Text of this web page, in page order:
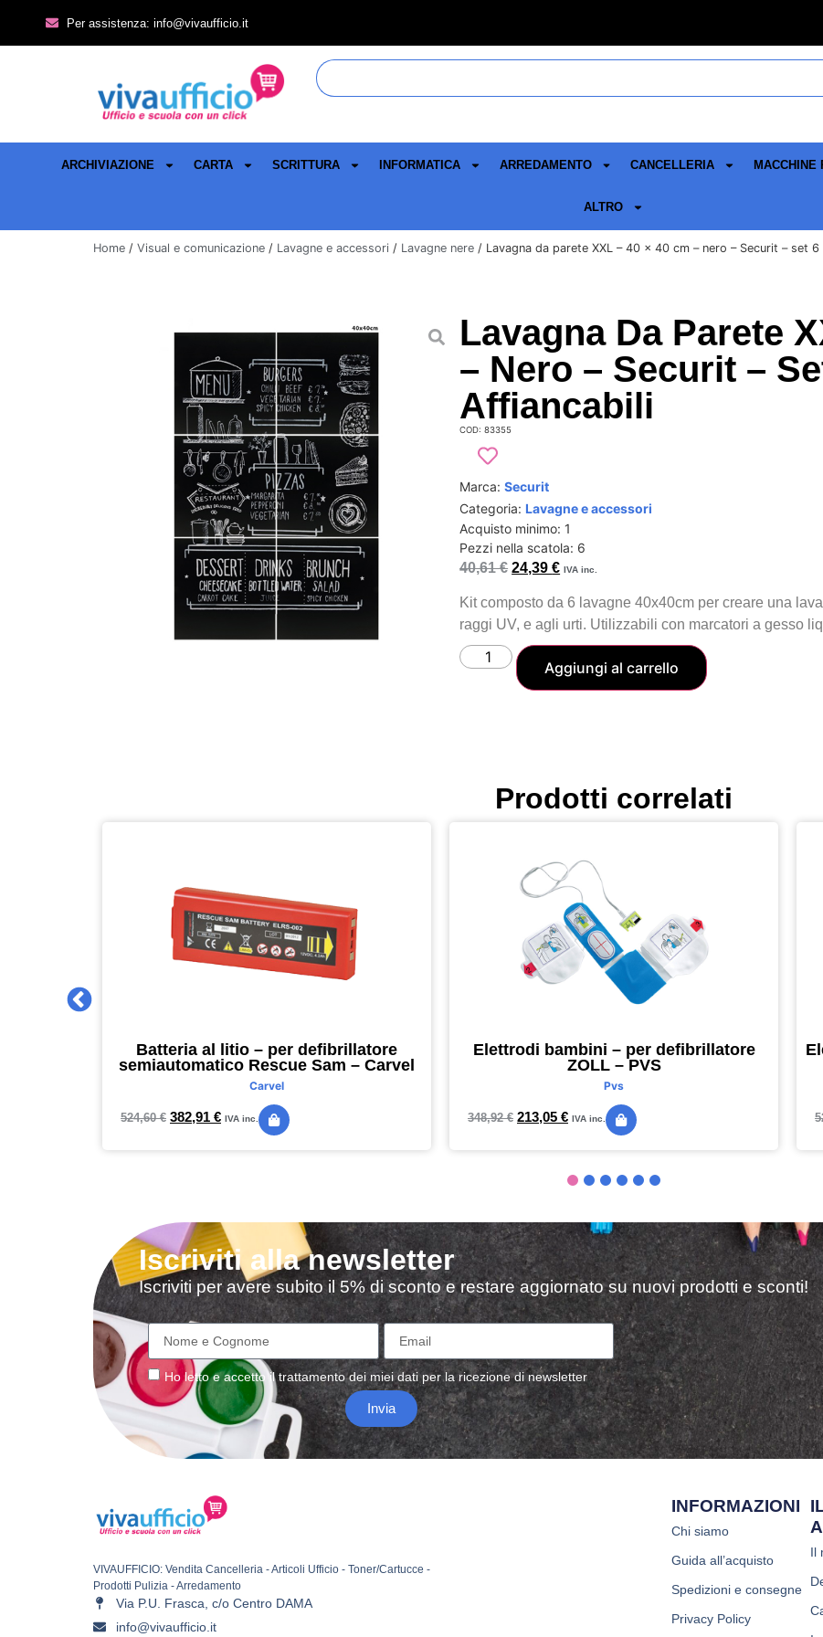
Per assistenza: info@vivaufficio.it
ARCHIVIAZIONE CARTA SCRITTURA INFORMATICA ARREDAMENTO CANCELLERIA MACCHINE
ALTRO
Home / Visual e comunicazione / Lavagne e accessori / Lavagne nere / Lavagna da parete XXL – 40 x 40 cm – nero – Securit – set
Lavagna Da Parete
– Nero – Securit –
Affiancabili
COD: 83355
Marca:Securit
Categoria:Lavagne e accessori
Acquisto minimo: 1
Pezzi nella scatola: 6
40,61€ 24,39€ IVA inc.
Kit composto da 6 lavagne 40x40cm per creare una
raggi UV, e agli urti. Utilizzabili con marcatori a gesso
Aggiungi al carrello
Prodotti correlati
Batteria al litio – per defibrillatore
semiautomatico Rescue Sam – Carvel
Carvel
524,60€ 382,91 € IVA inc.
Elettrodi bambini – per defibrillatore
ZOLL – PVS
Pvs
348,92€ 213,05 € IVA inc.
Iscriviti alla newsletter
Iscriviti per avere subito il 5% di sconto e restare aggiornato su nuovi prodotti e sconti!
Ho letto e accetto iltrattamentodei miei dati per la ricezione di newsletter
Invia
VIVAUFFICIO: Vendita Cancelleria - Articoli Ufficio - Toner/Cartucce -
Prodotti Pulizia - Arredamento
Via P.U. Frasca, c/o Centro DAMA
info@vivaufficio.it
INFORMAZIONI
Chi siamo
Guida all’acquisto
Spedizioni e consegne
Privacy Policy
Il